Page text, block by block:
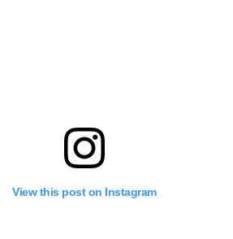
View this post on Instagram